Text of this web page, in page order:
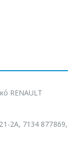
RENAULT
2A, 7134 877869,